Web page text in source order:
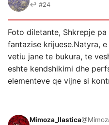
↩ #24
Foto diletante, Shkrepje
fantazise krijuese.Natyra,
vetiu jane te bukura, te
eshte kendshikimi dhe
elementeve qe vijne si
Mimoza_llastica